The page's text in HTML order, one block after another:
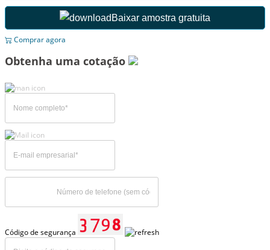
Baixar amostra gratuita
Comprar agora
Obtenha uma cotação
Código de segurança